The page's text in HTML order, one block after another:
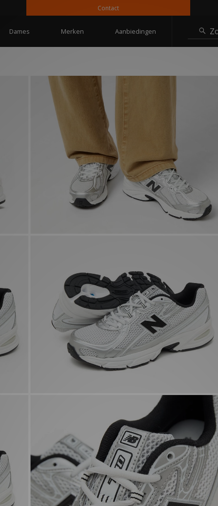
Contact
Dames Merken Aanbiedingen